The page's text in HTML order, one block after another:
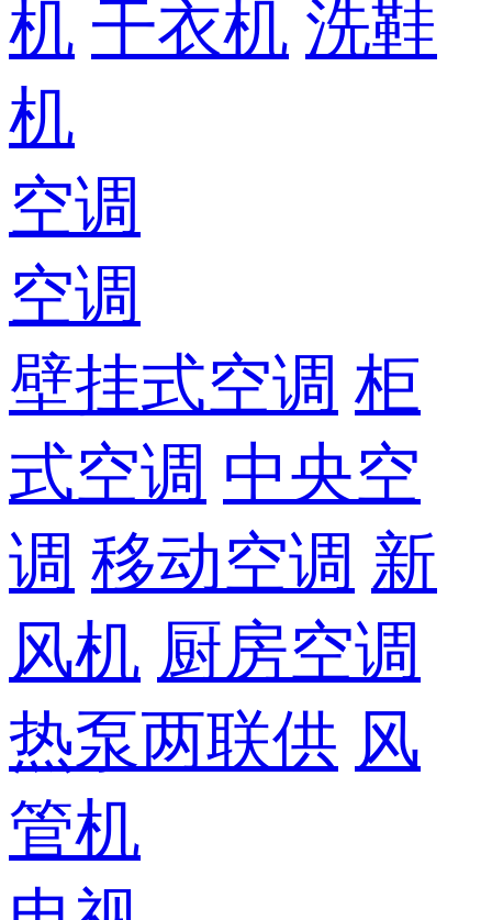
机 干衣机 洗鞋
机
空调
空调
壁挂式空调 柜
式空调 中央空
调 移动空调 新
风机 厨房空调
热泵两联供 风
管机